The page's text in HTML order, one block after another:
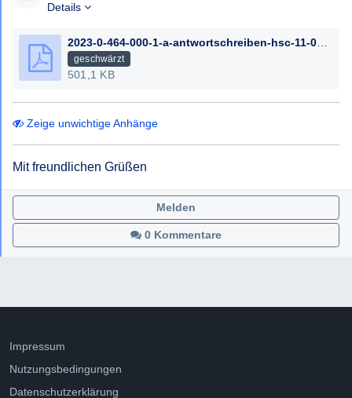
Details
geschwärzt
501,1 KB
Zeige unwichtige Anhänge
Mit freundlichen Grüßen
0 Kommentare
Melden
Impressum
Nutzungsbedingungen
Datenschutzerklärung